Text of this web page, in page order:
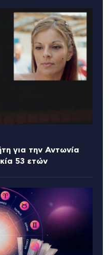
για την Αντωνία
53 ετών